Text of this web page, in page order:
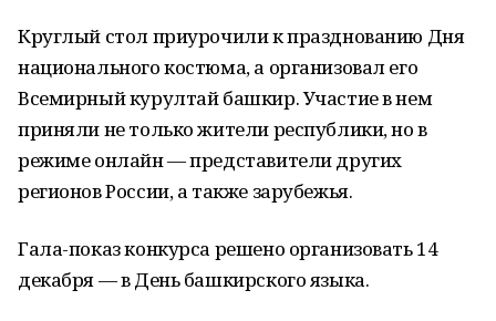
Круглый стол приурочили к празднованию Дня
национального костюма, а организовал его
Всемирный курултай башкир. Участие в нем
приняли не только жители республики, но в
режиме онлайн — представители других
регионов России, а также зарубежья.
Гала-показ конкурса решено организовать 14
декабря — в День башкирского языка.